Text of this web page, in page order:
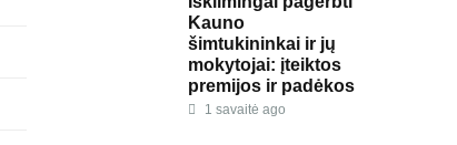
Kauno
šimtukininkai ir jų
mokytojai: įteiktos
premijos ir padėkos
1 savaitė ago